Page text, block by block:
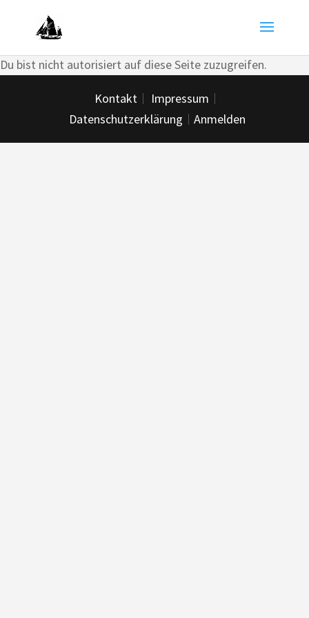
Du bist nicht autorisiert auf diese Seite zuzugreifen.
Kontakt
Impressum
Datenschutzerklärung
Anmelden